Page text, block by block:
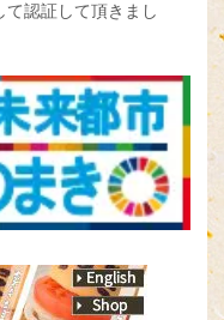
認証して頂きまし